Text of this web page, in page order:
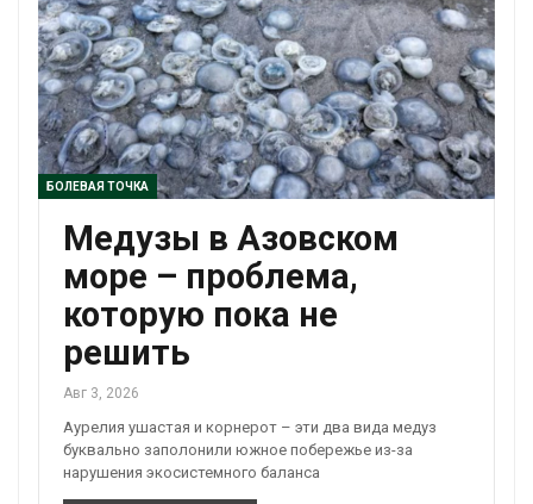
БОЛЕВАЯ ТОЧКА
Медузы в Азовском
море – проблема,
которую пока не
решить
Авг 3, 2026
Аурелия ушастая и корнерот – эти два вида медуз
буквально заполонили южное побережье из-за
нарушения экосистемного баланса